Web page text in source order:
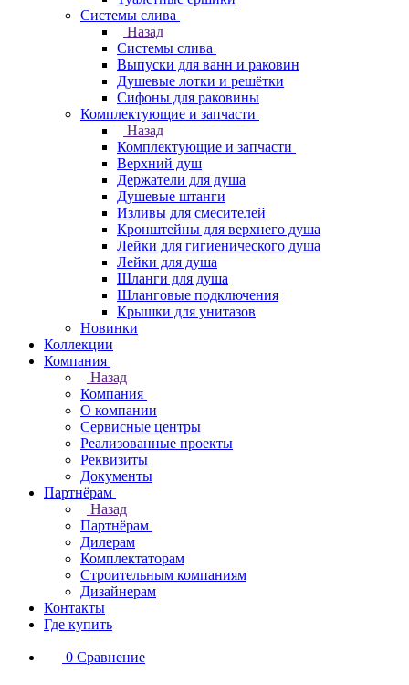
Системы слива
Назад
Системы слива
Выпуски для ванн и раковин
Душевые лотки и решётки
Сифоны для раковины
Комплектующие и запчасти
Назад
Комплектующие и запчасти
Верхний душ
Держатели для душа
Душевые штанги
Изливы для смесителей
Кронштейны для верхнего душа
Лейки для гигиенического душа
Лейки для душа
Шланги для душа
Шланговые подключения
Крышки для унитазов
Новинки
Коллекции
Компания
Назад
Компания
О компании
Сервисные центры
Реализованные проекты
Реквизиты
Документы
Партнёрам
Назад
Партнёрам
Дилерам
Комплектаторам
Строительным компаниям
Дизайнерам
Контакты
Где купить
0 Сравнение